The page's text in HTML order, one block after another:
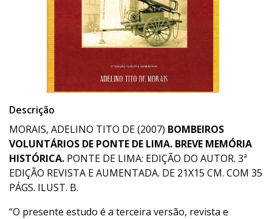
Descrição
MORAIS, ADELINO TITO DE (2007) BOMBEIROS
VOLUNTÁRIOS DE PONTE DE LIMA. BREVE MEMÓRIA
HISTÓRICA. PONTE DE LIMA: EDIÇÃO DO AUTOR. 3ª
EDIÇÃO REVISTA E AUMENTADA. DE 21X15 CM. COM 35
PÁGS. ILUST. B.
“O presente estudo é a terceira versão, revista e